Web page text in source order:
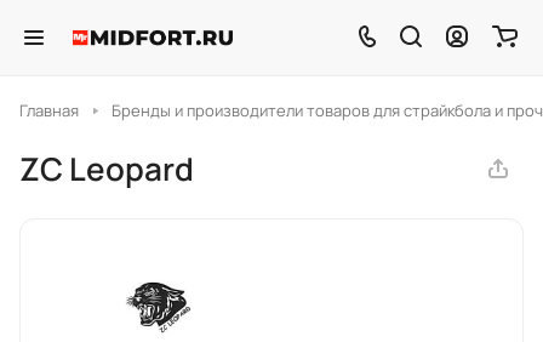
Главная Бренды и производители товаров для страйкбола и
ZC Leopard